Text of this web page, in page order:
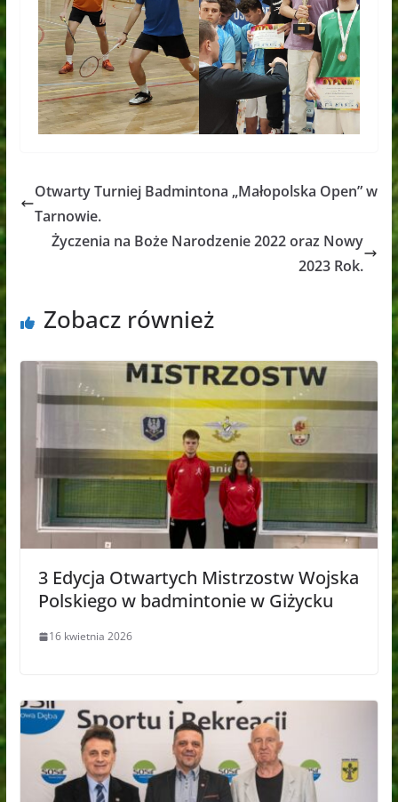
Otwarty Turniej Badmintona „Małopolska Open” w
Tarnowie.
Życzenia na Boże Narodzenie 2022 oraz Nowy
2023 Rok.
Zobacz również
3 Edycja Otwartych Mistrzostw Wojska
Polskiego w badmintonie w Giżycku
16 kwietnia 2026